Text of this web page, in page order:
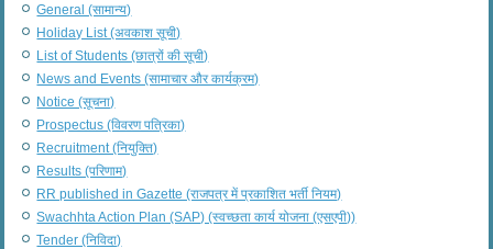
General (सामान्य)
Holiday List (अवकाश सूची)
List of Students (छात्रों की सूची)
News and Events (सामाचार और कार्यक्रम)
Notice (सूचना)
Prospectus (विवरण पत्रिका)
Recruitment (नियुक्ति)
Results (परिणाम)
RR published in Gazette (राजपत्र में प्रकाशित भर्ती नियम)
Swachhta Action Plan (SAP) (स्वच्छता कार्य योजना (एसएपी))
Tender (निविदा)